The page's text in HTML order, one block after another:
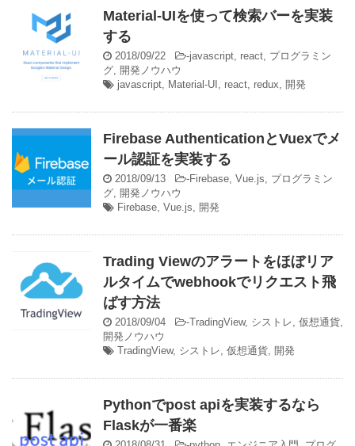
Material-UIを使って検索バーを実装
する
2018/09/22 -javascript react プログラミン
グ 開発ノウハウ
javascript
Material-UI react redux 開発
Firebase AuthenticationとVuexでメ
ール認証を実装する
2018/09/13 -Firebase Vue.js
プログラミン
グ 開発ノウハウ
Firebase Vue.js 開発
Trading Viewのアラートをほぼリア
ルタイムでwebhookでリクエスト飛
ばす方法
2018/09/04 -TradingView, シストレ 仮想通貨
開発ノウハウ
TradingView, シストレ 仮想通貨 開発
Pythonでpost apiを実装するなら
Flaskが一番楽